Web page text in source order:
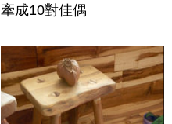
牽成10對佳偶